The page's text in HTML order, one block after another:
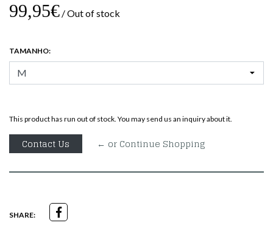
99,95€ / Out of stock
TAMANHO:
This product has run out of stock. You may send us an inquiry about it.
Contact Us ← or Continue Shopping
SHARE: